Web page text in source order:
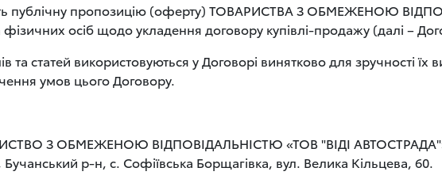
публічну пропозицію (оферту) ТОВАРИСТВА З ОБМЕЖЕНОЮ
осіб щодо укладення договору купівлі-продажу (далі –
та статей використовуються у Договорі винятково для зручності
умов цього Договору.
З ОБМЕЖЕНОЮ ВІДПОВІДАЛЬНІСТЮ «ТОВ "ВІДІ АВТОСТРАДА"»,
Бучанський р-н, с. Софіївська Борщагівка, вул. Велика Кільцева, 60.